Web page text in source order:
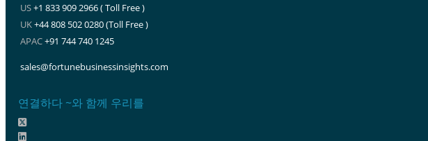
US+1 833 909 2966 ( Toll Free )
UK+44 808 502 0280 (Toll Free )
APAC+91 744 740 1245
sales@fortunebusinessinsights.com
연결하다 ~와 함께 우리를